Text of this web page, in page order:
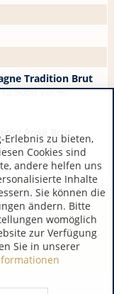
Tradition Brut
Vol.%,
Rosé Brut
Vol.%,
JM
et Fils
Hautvillers
Erlebnis zu bieten,
Cookies sind
andere helfen uns
Inhalte
Sie können die
ändern. Bitte
womöglich
zur Verfügung
Sie in unserer